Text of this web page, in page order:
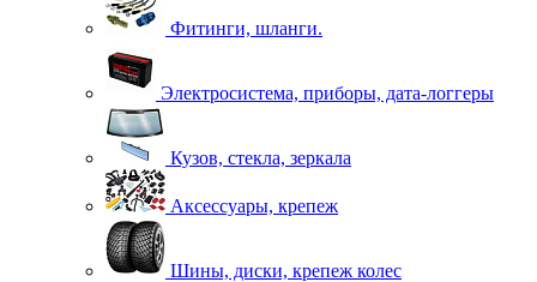
Фитинги, шланги.
Электросистема, приборы, дата-логгеры
Кузов, стекла, зеркала
Аксессуары, крепеж
Шины, диски, крепеж колес